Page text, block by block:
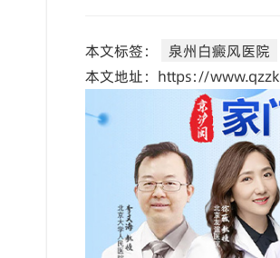
本文标签：
泉州白癜风医院
本文地址：https://